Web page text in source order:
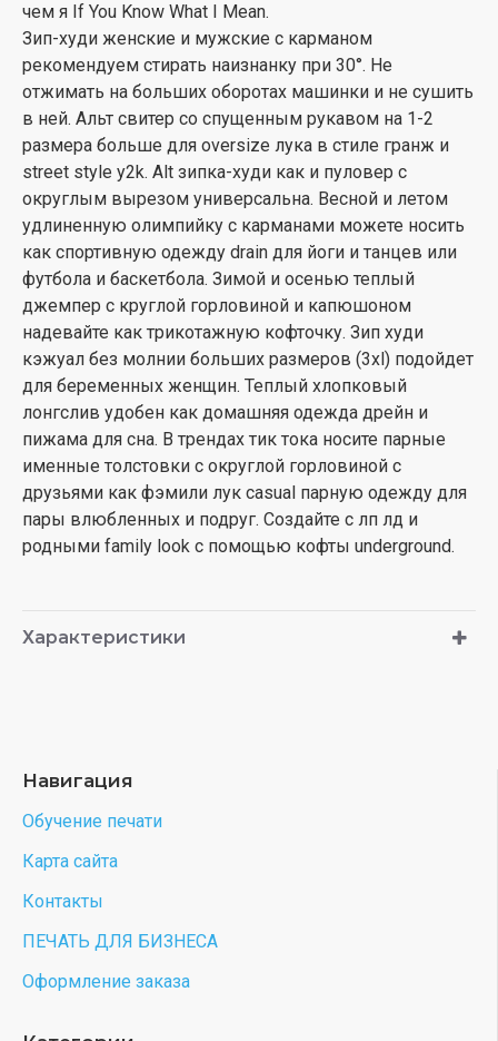
чем я If You Know What I Mean.
Зип-худи женские и мужские с карманом
рекомендуем стирать наизнанку при 30°. Не
отжимать на больших оборотах машинки и не сушить
в ней. Альт свитер со спущенным рукавом на 1-2
размера больше для oversize лука в стиле гранж и
street style y2k. Alt зипка-худи как и пуловер с
округлым вырезом универсальна. Весной и летом
удлиненную олимпийку с карманами можете носить
как спортивную одежду drain для йоги и танцев или
футбола и баскетбола. Зимой и осенью теплый
джемпер с круглой горловиной и капюшоном
надевайте как трикотажную кофточку. Зип худи
кэжуал без молнии больших размеров (3xl) подойдет
для беременных женщин. Теплый хлопковый
лонгслив удобен как домашняя одежда дрейн и
пижама для сна. В трендах тик тока носите парные
именные толстовки с округлой горловиной с
друзьями как фэмили лук casual парную одежду для
пары влюбленных и подруг. Создайте с лп лд и
родными family look с помощью кофты underground.
Характеристики
Навигация
Обучение печати
Карта сайта
Контакты
ПЕЧАТЬ ДЛЯ БИЗНЕСА
Оформление заказа